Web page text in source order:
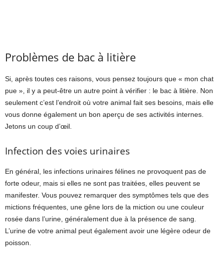
Problèmes de bac à litière
Si, après toutes ces raisons, vous pensez toujours que « mon chat
pue », il y a peut-être un autre point à vérifier : le bac à litière. Non
seulement c’est l’endroit où votre animal fait ses besoins, mais elle
vous donne également un bon aperçu de ses activités internes.
Jetons un coup d’œil.
Infection des voies urinaires
En général, les infections urinaires félines ne provoquent pas de
forte odeur, mais si elles ne sont pas traitées, elles peuvent se
manifester. Vous pouvez remarquer des symptômes tels que des
mictions fréquentes, une gêne lors de la miction ou une couleur
rosée dans l’urine, généralement due à la présence de sang.
L’urine de votre animal peut également avoir une légère odeur de
poisson.